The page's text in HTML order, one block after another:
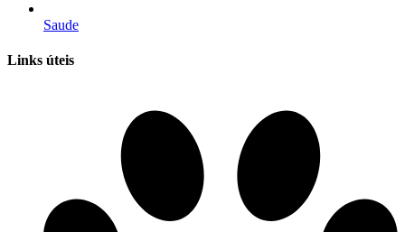
Saude
Links úteis